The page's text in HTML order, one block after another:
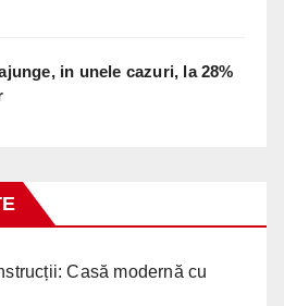
in unele cazuri, la 28%
Casă modernă cu